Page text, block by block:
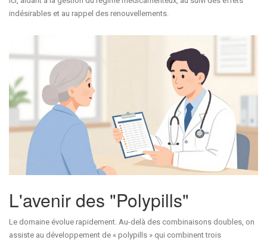
indésirables et au rappel des renouvellements.
L'avenir des "Polypills"
Le domaine évolue rapidement. Au-delà des combinaisons doubles, on
assiste au développement de « polypills » qui combinent trois